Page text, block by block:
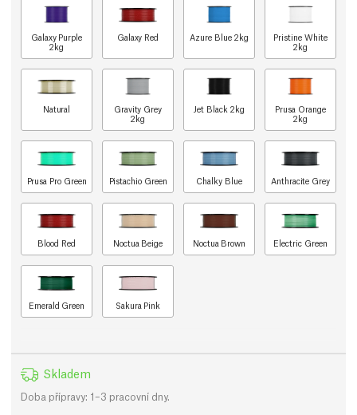
Galaxy Purple
2kg
Galaxy Red Azure Blue 2kg
Pristine White
2kg
Natural
Gravity Grey
2kg
Jet Black 2kg
Prusa Orange
2kg
Prusa Pro Green Pistachio Green Chalky Blue Anthracite Grey
Blood Red Noctua Beige Noctua Brown Electric Green
Emerald Green Sakura Pink
Skladem
Doba přípravy: 1–3 pracovní dny.